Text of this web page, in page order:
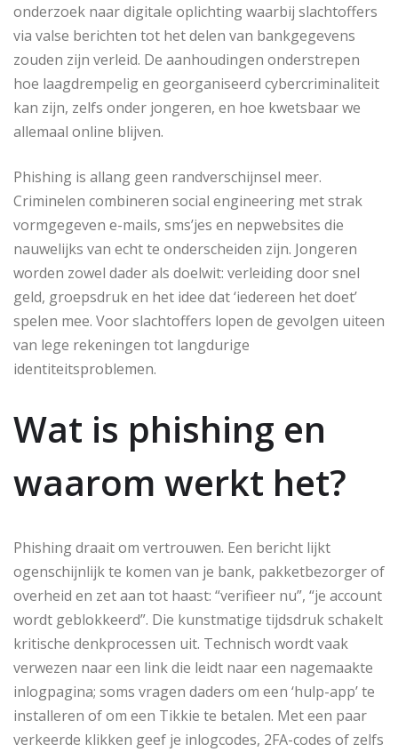
onderzoek naar digitale oplichting waarbij slachtoffers
via valse berichten tot het delen van bankgegevens
zouden zijn verleid. De aanhoudingen onderstrepen
hoe laagdrempelig en georganiseerd cybercriminaliteit
kan zijn, zelfs onder jongeren, en hoe kwetsbaar we
allemaal online blijven.
Phishing is allang geen randverschijnsel meer.
Criminelen combineren social engineering met strak
vormgegeven e-mails, sms’jes en nepwebsites die
nauwelijks van echt te onderscheiden zijn. Jongeren
worden zowel dader als doelwit: verleiding door snel
geld, groepsdruk en het idee dat ‘iedereen het doet’
spelen mee. Voor slachtoffers lopen de gevolgen uiteen
van lege rekeningen tot langdurige
identiteitsproblemen.
Wat is phishing en
waarom werkt het?
Phishing draait om vertrouwen. Een bericht lijkt
ogenschijnlijk te komen van je bank, pakketbezorger of
overheid en zet aan tot haast: “verifieer nu”, “je account
wordt geblokkeerd”. Die kunstmatige tijdsdruk schakelt
kritische denkprocessen uit. Technisch wordt vaak
verwezen naar een link die leidt naar een nagemaakte
inlogpagina; soms vragen daders om een ‘hulp-app’ te
installeren of om een Tikkie te betalen. Met een paar
verkeerde klikken geef je inlogcodes, 2FA-codes of zelfs